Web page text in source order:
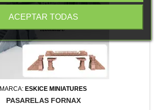
MARCA: ESKICE MINIATURES
PASARELAS FORNAX
ACEPTAR TODAS